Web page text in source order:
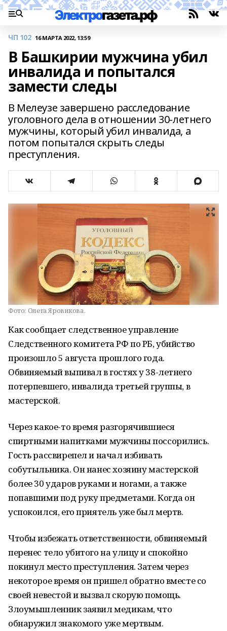
ЧП 102 16 МАРТА 2022, 13:59
В Башкирии мужчина убил
инвалида и попытался
замести следы
В Мелеузе завершено расследование
уголовного дела в отношении 30-летнего
мужчины, который убил инвалида, а
потом попытался скрыть следы
преступления.
Фото: Олега Яровикова.
Как сообщает следственное управление
Следственного комитета РФ по РБ, убийство
произошло 5 августа прошлого года.
Обвиняемый выпивал в гостях у 38-летнего
потерпевшего, инвалида третьей группы, в
мастерской.
Через какое-то время разгорячившиеся
спиртными напитками мужчины поссорились.
Гость рассвирепел и начал избивать
собутыльника. Он нанес хозяину мастерской
более 30 ударов руками и ногами, а также
попавшими под руку предметами. Когда он
успокоился, его приятель уже был мертв.
Чтобы избежать ответственности, обвиняемый
перенес тело убитого на улицу и спокойно
покинул место преступления. Затем через
некоторое время он пришел обратно вместе со
своей невестой и вызвал скорую помощь.
Злоумышленник заявил медикам, что
обнаружил знакомого уже мертвым.